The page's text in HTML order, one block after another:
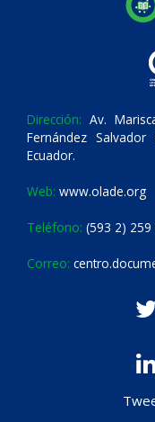
Dirección: Av.
Fernández
Ecuador.
Web: www.olade.org
Teléfono: (593 2)
Correo: